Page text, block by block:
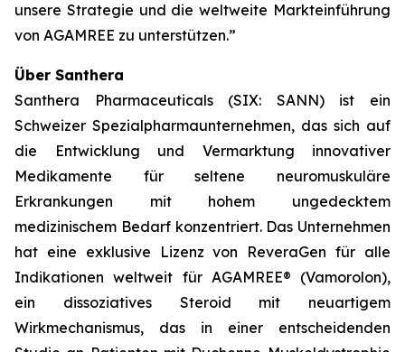
unsere Strategie und die weltweite Markteinführung
von AGAMREE zu unterstützen.”
Über Santhera
Santhera Pharmaceuticals (SIX: SANN) ist ein
Schweizer Spezialpharmaunternehmen, das sich auf
die Entwicklung und Vermarktung innovativer
Medikamente für seltene neuromuskuläre
Erkrankungen mit hohem ungedecktem
medizinischem Bedarf konzentriert. Das Unternehmen
hat eine exklusive Lizenz von ReveraGen für alle
Indikationen weltweit für AGAMREE® (Vamorolon),
ein dissoziatives Steroid mit neuartigem
Wirkmechanismus, das in einer entscheidenden